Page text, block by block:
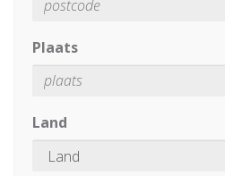
Plaats
Land